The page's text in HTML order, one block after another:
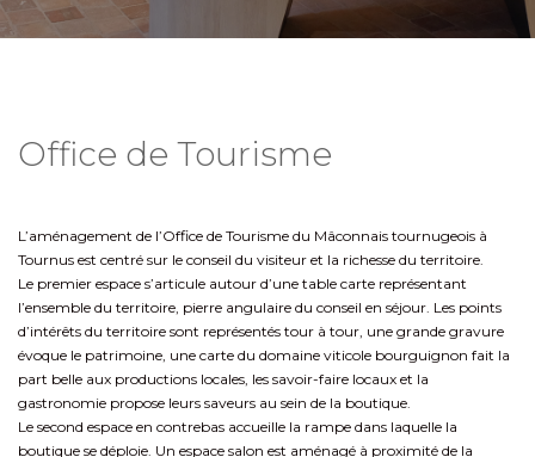
Office de Tourisme
L’aménagement de l’Office de Tourisme du Mâconnais tournugeois à
Tournus est centré sur le conseil du visiteur et la richesse du territoire.
Le premier espace s’articule autour d’une table carte représentant
l’ensemble du territoire, pierre angulaire du conseil en séjour. Les points
d’intérêts du territoire sont représentés tour à tour, une grande gravure
évoque le patrimoine, une carte du domaine viticole bourguignon fait la
part belle aux productions locales, les savoir-faire locaux et la
gastronomie propose leurs saveurs au sein de la boutique.
Le second espace en contrebas accueille la rampe dans laquelle la
boutique se déploie. Un espace salon est aménagé à proximité de la